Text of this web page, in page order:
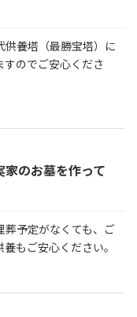
供養塔（最勝宝塔）に
すのでご安心くださ
のお墓を作って
葬予定がなくても、ご
もご安心ください。